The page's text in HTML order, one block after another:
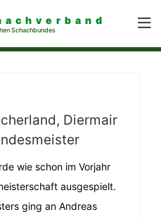
Schachbundes
Diermair
wie schon im Vorjahr
ausgespielt.
ging an Andreas